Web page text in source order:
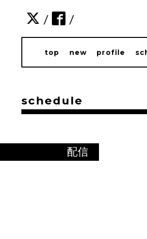
/ /
top new profile
schedule
配信